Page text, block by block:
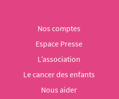
Nos comptes
Espace Presse
L’association
Le cancer des enfants
Nous aider